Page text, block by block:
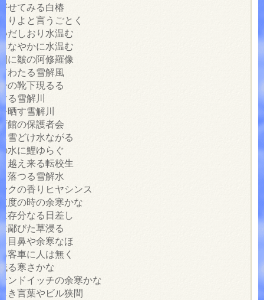
せてみる白椿
りよと言うごとく
だしおり水温む
なやかに水温む
に皺の阿修羅像
わたる雪解風
の靴下現るる
る雪解川
晒す雪解川
館の保護者会
雪どけ水ながる
水に鯉ゆらぐ
越え来る転校生
落つる雪解水
クの香りヒヤシンス
度の時の余寒かな
存分なる日差し
鄙びた草浸る
目鼻や余寒なほ
客車に人は無く
る寒さかな
ンドイッチの余寒かな
き言葉やビル狭間